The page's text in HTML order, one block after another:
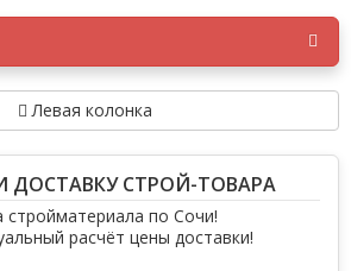
Левая колонка
ДОСТАВКУ СТРОЙ-ТОВАРА
стройматериала по Сочи!
расчёт цены доставки!